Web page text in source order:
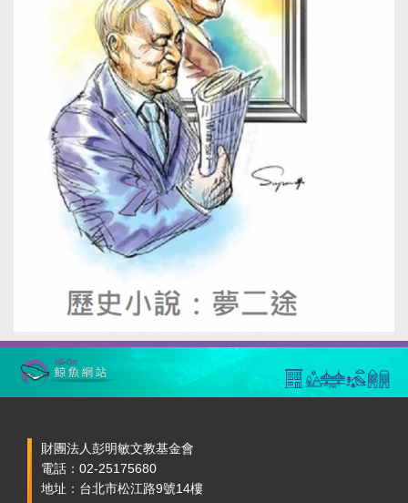
財團法人彭明敏文教基金會
電話：02-25175680
地址：台北市松江路9號14樓